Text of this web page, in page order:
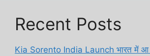
Recent Posts
Kia Sorento India Launch भारत में आ